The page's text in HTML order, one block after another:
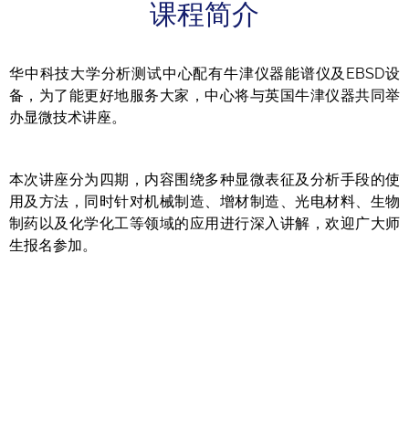
市场活动
联络我们
课程简介
华中科技大学分析测试中心配有牛津仪器能谱仪及EBSD设
备，为了能更好地服务大家，中心将与英国牛津仪器共同举
办显微技术讲座。
本次讲座分为四期，内容围绕多种显微表征及分析手段的使
用及方法，同时针对机械制造、增材制造、光电材料、生物
制药以及化学化工等领域的应用进行深入讲解，欢迎广大师
生报名参加。